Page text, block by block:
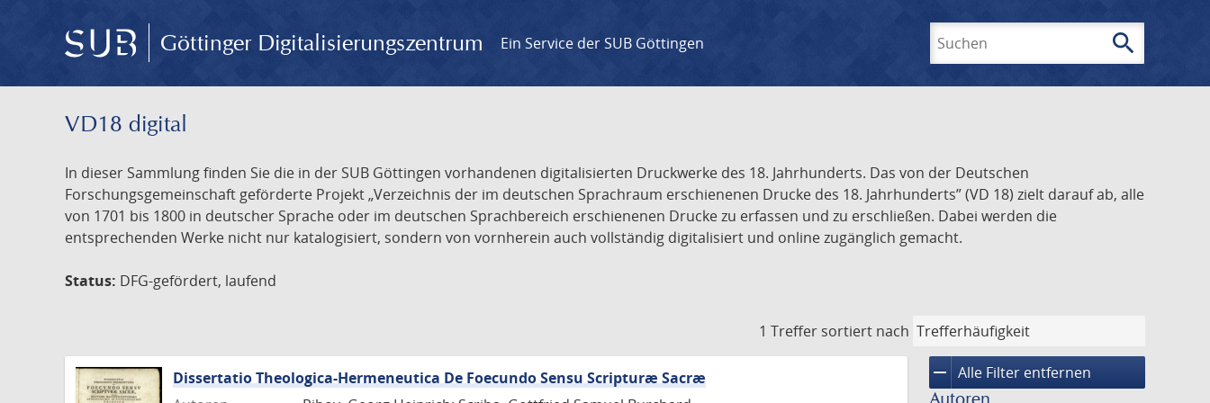
Göttinger Digitalisierungszentrum Ein Service der SUB Göttingen search
VD18 digital
In dieser Sammlung finden Sie die in der SUB Göttingen vorhandenen digitalisierten Druckwerke des 18. Jahrhunderts. Das von der Deutschen
Forschungsgemeinschaft geförderte Projekt „Verzeichnis der im deutschen Sprachraum erschienenen Drucke des 18. Jahrhunderts” (VD 18) zielt darauf ab, alle
von 1701 bis 1800 in deutscher Sprache oder im deutschen Sprachbereich erschienenen Drucke zu erfassen und zu erschließen. Dabei werden die
entsprechenden Werke nicht nur katalogisiert, sondern von vornherein auch vollständig digitalisiert und online zugänglich gemacht.
Status: DFG-gefördert, laufend
1 Treffer sortiert nach
remove Alle Filter entfernen
Dissertatio Theologica-Hermeneutica De Foecundo Sensu Scripturæ Sacræ